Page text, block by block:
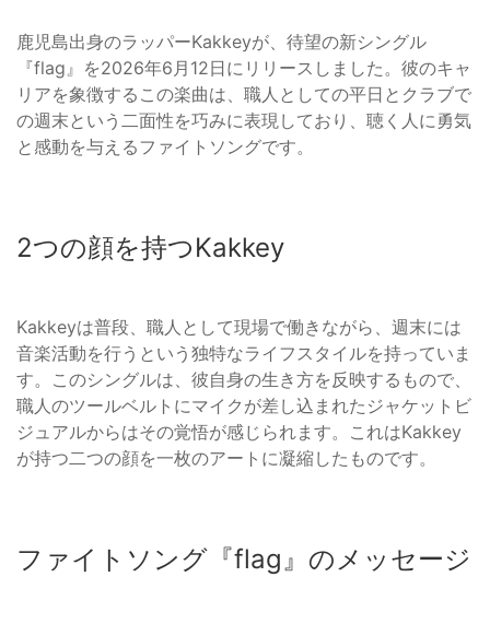
鹿児島出身のラッパーKakkeyが、待望の新シングル
『flag』を2026年6月12日にリリースしました。彼のキャ
リアを象徴するこの楽曲は、職人としての平日とクラブで
の週末という二面性を巧みに表現しており、聴く人に勇気
と感動を与えるファイトソングです。
2つの顔を持つKakkey
Kakkeyは普段、職人として現場で働きながら、週末には
音楽活動を行うという独特なライフスタイルを持っていま
す。このシングルは、彼自身の生き方を反映するもので、
職人のツールベルトにマイクが差し込まれたジャケットビ
ジュアルからはその覚悟が感じられます。これはKakkey
が持つ二つの顔を一枚のアートに凝縮したものです。
ファイトソング『flag』のメッセージ